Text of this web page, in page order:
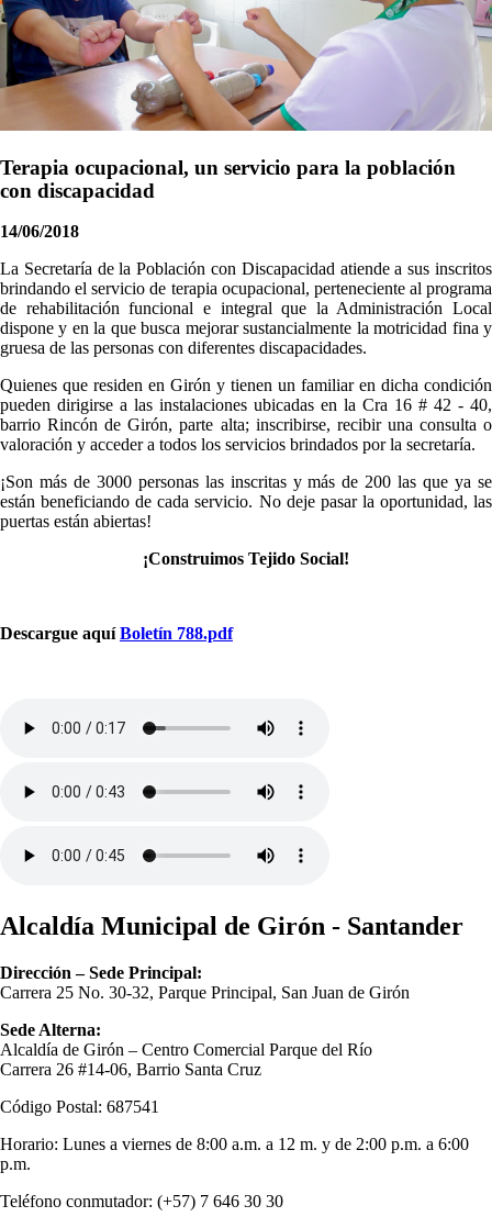
Terapia ocupacional, un servicio para la población
con discapacidad
14/06/2018
​​​​​​​​​La Secretaría de la Población con Discapacidad atiende a sus inscritos
brindando el servicio de terapia ocupacional, perteneciente al programa
de rehabilitación funcional e integral que la Administración Local
dispone y en la que busca mejorar sustancialmente la motricidad fina y
gruesa de las personas con diferentes discapacidades.
​Quienes que residen en Girón y tienen un familiar en dicha condición
pueden dirigirse a las instalaciones ubicadas en la Cra 16 # 42 - 40,
barrio Rincón de Girón, parte alta; inscribirse, recibir una consulta o
valoración y acceder a todos los servicios brindados por la secretaría.
¡Son más de 3000 personas las inscritas y más de 200 las que ya se
están beneficiando de cada servicio. No deje pasar la oportunidad, las
puertas están abiertas!
¡Construimos Tejido Social!​
Descargue aquíBoletín 788.pdf
Alcaldía Municipal de Girón - Santander
Dirección – Sede Principal:
Carrera 25 No. 30-32, Parque Principal, San Juan de Girón
Sede Alterna:
Alcaldía de Girón – Centro Comercial Parque del Río
Carrera 26 #14-06, Barrio Santa Cruz
Código Postal: 687541
Horario: Lunes a viernes de 8:00 a.m. a 12 m. y de 2:00 p.m. a 6:00
p.m.
Teléfono conmutador: (+57) 7 646 30 30